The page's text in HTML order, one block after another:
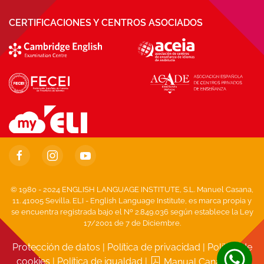
CERTIFICACIONES Y CENTROS ASOCIADOS
© 1980 - 2024 ENGLISH LANGUAGE INSTITUTE, S.L. Manuel Casana,
11. 41005 Sevilla. ELI - English Language Institute, es marca propia y
se encuentra registrada bajo el Nº 2.849.036 según establece la Ley
17/2001 de 7 de Diciembre.
Protección de datos | Política de privacidad | Política de
cookies | Política de igualdad | Manual Canal Ético